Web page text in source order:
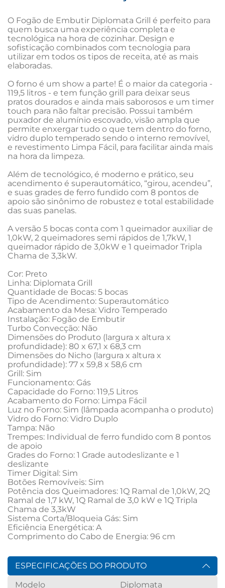
O Fogão de Embutir Diplomata Grill é perfeito para
quem busca uma experiência completa e
tecnológica na hora de cozinhar. Design e
sofisticação combinados com tecnologia para
utilizar em todos os tipos de receita, até as mais
elaboradas.
O forno é um show a parte! É o maior da categoria -
119,5 litros - e tem função grill para deixar seus
pratos dourados e ainda mais saborosos e um timer
touch para não faltar precisão. Possui também
puxador de alumínio escovado, visão ampla que
permite enxergar tudo o que tem dentro do forno,
vidro duplo temperado sendo o interno removível,
e revestimento Limpa Fácil, para facilitar ainda mais
na hora da limpeza.
Além de tecnológico, é moderno e prático, seu
acendimento é superautomático, “girou, acendeu”,
e suas grades de ferro fundido com 8 pontos de
apoio são sinônimo de robustez e total estabilidade
das suas panelas.
A versão 5 bocas conta com 1 queimador auxiliar de
1,0kW, 2 queimadores semi rápidos de 1,7kW, 1
queimador rápido de 3,0kW e 1 queimador Tripla
Chama de 3,3kW.
Cor: Preto
Linha: Diplomata Grill
Quantidade de Bocas: 5 bocas
Tipo de Acendimento: Superautomático
Acabamento da Mesa: Vidro Temperado
Instalação: Fogão de Embutir
Turbo Convecção: Não
Dimensões do Produto (largura x altura x
profundidade): 80 x 67,1 x 68,3 cm
Dimensões do Nicho (largura x altura x
profundidade): 77 x 59,8 x 58,6 cm
Grill: Sim
Funcionamento: Gás
Capacidade do Forno: 119,5 Litros
Acabamento do Forno: Limpa Fácil
Luz no Forno: Sim (lâmpada acompanha o produto)
Vidro do Forno: Vidro Duplo
Tampa: Não
Trempes: Individual de ferro fundido com 8 pontos
de apoio
Grades do Forno: 1 Grade autodeslizante e 1
deslizante
Timer Digital: Sim
Botões Removíveis: Sim
Potência dos Queimadores: 1Q Ramal de 1,0kW, 2Q
Ramal de 1,7 kW, 1Q Ramal de 3,0 kW e 1Q Tripla
Chama de 3,3kW
Sistema Corta/Bloqueia Gás: Sim
Eficiência Energética: A
Comprimento do Cabo de Energia: 96 cm
ESPECIFICAÇÕES DO PRODUTO
Modelo
Diplomata